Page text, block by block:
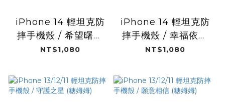
iPhone 14 輕坦克防
摔手機殼 / 希望曙光
(糖姆姆)
NT$1,080
iPhone 14 輕坦克防
摔手機殼 / 幸福依靠
(糖姆姆)
NT$1,080